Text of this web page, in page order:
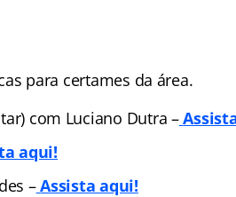
para certames da área.
com Luciano Dutra –
aqui!
–Assista aqui!